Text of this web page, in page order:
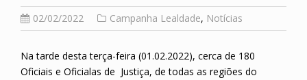
02/02/2022 Campanha Lealdade, Notícias
Na tarde desta terça-feira (01.02.2022), cerca de 180
Oficiais e Oficialas de Justiça, de todas as regiões do